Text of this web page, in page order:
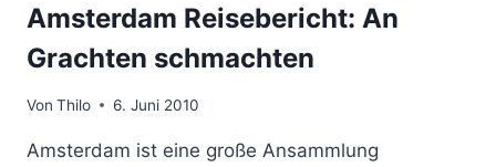
BLUTIGER
SPASS!
Amsterdam Reisebericht: An
Grachten schmachten
Von Thilo 6. Juni 2010
Amsterdam ist eine große Ansammlung